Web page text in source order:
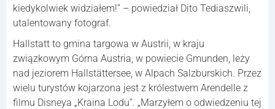
kiedykolwiek widziałem!” – powiedział Dito Tediaszwili,
utalentowany fotograf.
Hallstatt to gmina targowa w Austrii, w kraju
związkowym Górna Austria, w powiecie Gmunden, leży
nad jeziorem Hallstättersee, w Alpach Salzburskich. Przez
wielu turystów kojarzona jest z królestwem Arendelle z
filmu Disneya „Kraina Lodu”. „Marzyłem o odwiedzeniu tej